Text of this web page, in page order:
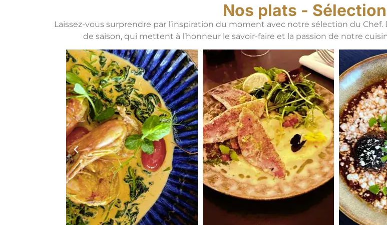
Nos plats -
Laissez-vous surprendre par l’inspiration du moment avec notre sélection du
de saison, qui mettent à l’honneur le savoir-faire et la passion de notre